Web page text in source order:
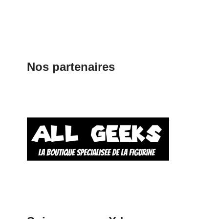
Nos partenaires